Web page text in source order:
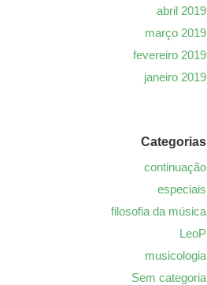
abril 2019
março 2019
fevereiro 2019
janeiro 2019
Categorias
continuação
especiais
filosofia da música
LeoP
musicologia
Sem categoria